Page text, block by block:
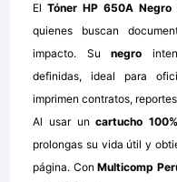
ElTóner HP 650A Negro
quienes buscan
impacto. Su negro
definidas, ideal para
imprimen contratos,
Al usar uncartucho
prolongas su vida útil y
página. ConMulticomp